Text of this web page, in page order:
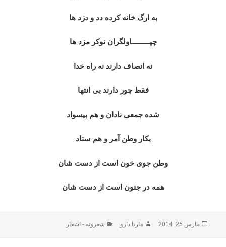
به ارگ خانه کرده دد و دزد ها
چپـــــــــاولگران نوکر مزد ها
نه انصاف دارند نه راه خدا
فقط چور دارند بی انتها
شده جمعی نادان و هم بیسواد
بکار وطن آمر و هم ستاد
وطن جوی خون است از دست شان
همه در جنون است از دست شان
ارسال
مارس 25, 2014 نویسنده
ماریا دارو دسته‌ها
شعرونه - اشعار